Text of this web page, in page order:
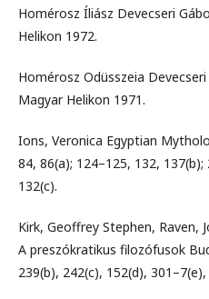
Homérosz Íliász Devecseri
Helikon 1972.
Homérosz Odüsszeia
Magyar Helikon 1971.
Ions, Veronica Egyptian
84, 86(a); 124–125, 132,
132(c).
Kirk, Geoffrey Stephen, Raven,
A preszókratikus filozófusok
239(b), 242(c), 152(d),